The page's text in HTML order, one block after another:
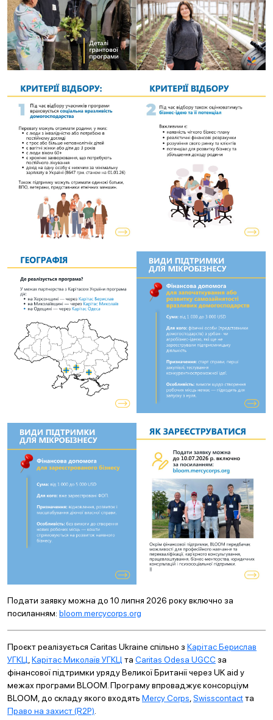
Подати заявку можна до 10 липня 2026 року включно за
посиланням: bloom.mercycorps.org
Проєкт реалізується Caritas Ukraine спільно з Карітас Берислав
УГКЦ Карітас Миколаїв УГКЦ та Caritas Odesa UGCC за
фінансової підтримки уряду Великої Британії через UK aid у
межах програми BLOOM. Програму впроваджує консорціум
BLOOM, до складу якого входять Mercy Corps Swisscontactта
Право на захист (R2P)